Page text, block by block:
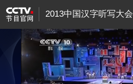
2013中国汉字听写大会